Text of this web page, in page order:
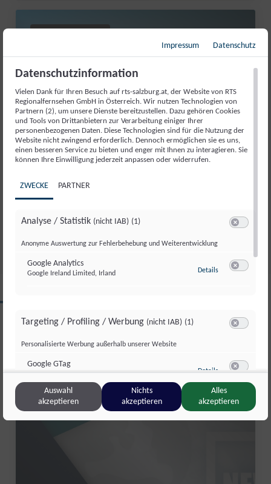
RUNDUMADUM – DAS LAND
ENTDECKEN MIT MIRIAM UND
Salzburg kompakt
Impressum Datenschutz
Datenschutzinformation
Vielen Dank für Ihren Besuch auf rts-salzburg.at, der Website von RTS
Regionalfernsehen GmbH in Österreich. Wir nutzen Technologien von
Partnern (2), um unsere Dienste bereitzustellen. Dazu gehören Cookies
und Tools von Drittanbietern zur Verarbeitung einiger Ihrer
personenbezogenen Daten. Diese Technologien sind für die Nutzung der
Website nicht zwingend erforderlich. Dennoch ermöglichen sie es uns,
einen besseren Service zu bieten und enger mit Ihnen zu interagieren. Sie
können Ihre Einwilligung jederzeit anpassen oder widerrufen.
ZWECKE PARTNER
Analyse / Statistik (nicht IAB) (1)
Anonyme Auswertung zur Fehlerbehebung und Weiterentwicklung
Google Analytics
Google Ireland Limited, Irland Details zu Google
Targeting / Profiling / Werbung (nicht IAB) (1)
Personalisierte Werbung außerhalb unserer Website
Google GTag
Google Ireland Limited, Irland Details zu Google GTag
Sonstige Inhalte(nicht IAB) (2)
Auswahl
akzeptieren
Nichts
akzeptieren
Alles
akzeptieren